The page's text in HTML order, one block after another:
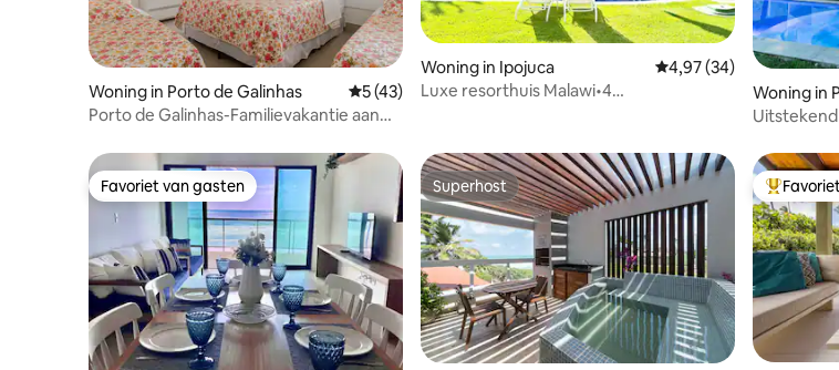
Woning in Porto de Galinhas Gemiddelde beoordeling van 5 uit 5, 43 recensies
5 (43)
Porto de Galinhas-Familievakantie aan
Woning in Ipojuca Gemiddelde
4,97 (34)
Luxe resorthuis Malawi•4
Woning in
Uitstekend
Favoriet van gasten
Favoriet van gasten Superhost
Superhost